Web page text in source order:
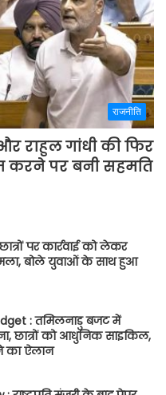
राजनीति
राहुल गांधी की फिर
करने पर बनी सहमति
पर कार्रवाई को लेकर
बोले युवाओं के साथ हुआ
: तमिलनाडु बजट में
छात्रों को आधुनिक साइकिल,
का ऐलान